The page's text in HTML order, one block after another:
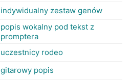
indywidualny zestaw genów
popis wokalny pod tekst z
promptera
uczestnicy rodeo
gitarowy popis